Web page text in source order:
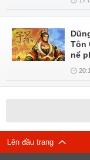
Tôn
nể
Lên đầu trang